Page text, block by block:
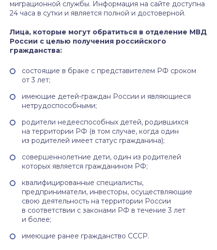
миграционной службы. Информация на сайте доступна
24 часа в сутки и является полной и достоверной.
Лица, которые могут обратиться в отделение МВД
России с целью получения российского
гражданства:
состоящие в браке с представителем РФ сроком
от 3 лет;
имеющие детей-граждан России и являющиеся
нетрудоспособными;
родители недееспособных детей, родившихся
на территории РФ (в том случае, когда один
из родителей имеет статус гражданина);
совершеннолетние дети, один из родителей
которых является гражданином РФ;
квалифицированные специалисты,
предприниматели, инвесторы, осуществляющие
свою деятельность на территории России
в соответствии с законами РФ в течение 3 лет
и более;
имеющие ранее гражданство СССР.